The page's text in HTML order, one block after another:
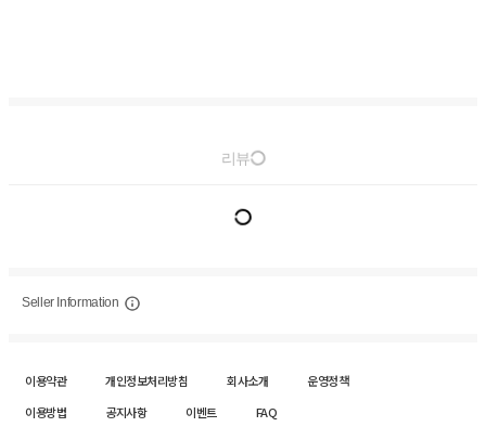
리뷰
Seller Information
이용약관 개인정보처리방침 회사소개
운영정책
이용방법
공지사항 이벤트 FAQ